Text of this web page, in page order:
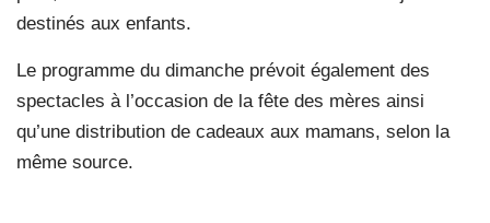
destinés aux enfants.
Le programme du dimanche prévoit également des
spectacles à l’occasion de la fête des mères ainsi
qu’une distribution de cadeaux aux mamans, selon la
même source.